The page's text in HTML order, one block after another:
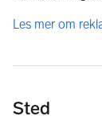
Les mer om
Sted